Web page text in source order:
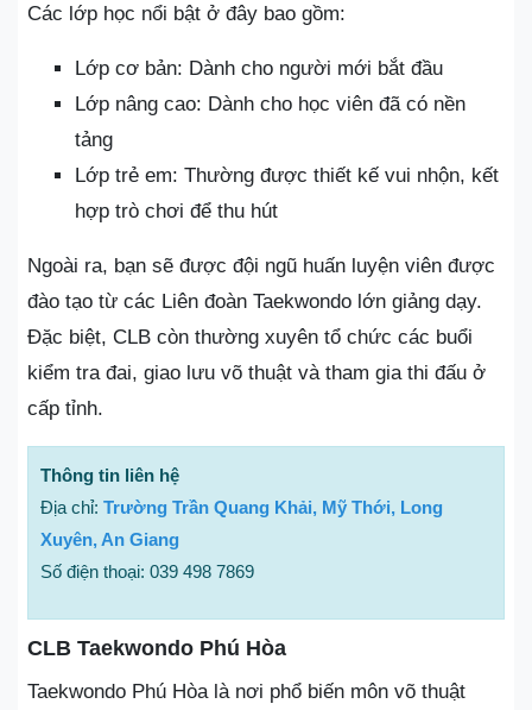
Các lớp học nổi bật ở đây bao gồm:
Lớp cơ bản: Dành cho người mới bắt đầu
Lớp nâng cao: Dành cho học viên đã có nền
tảng
Lớp trẻ em: Thường được thiết kế vui nhộn, kết
hợp trò chơi để thu hút
Ngoài ra, bạn sẽ được đội ngũ huấn luyện viên được
đào tạo từ các Liên đoàn Taekwondo lớn giảng dạy.
Đặc biệt, CLB còn thường xuyên tổ chức các buổi
kiểm tra đai, giao lưu võ thuật và tham gia thi đấu ở
cấp tỉnh.
Thông tin liên hệ
Địa chỉ: Trường Trần Quang Khải, Mỹ Thới, Long
Xuyên, An Giang
Số điện thoại: 039 498 7869
CLB Taekwondo Phú Hòa
Taekwondo Phú Hòa là nơi phổ biến môn võ thuật